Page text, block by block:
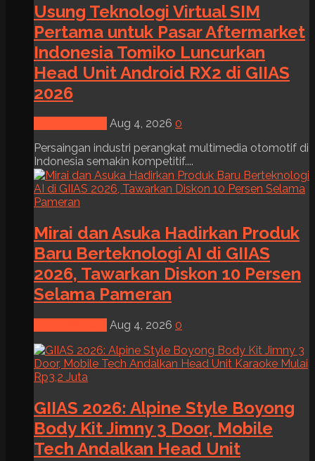
Usung Teknologi Virtual SIM
Pertama untuk Pasar Aftermarket
Indonesia Tomiko Luncurkan
Head Unit Android RX2 di GIIAS
2026
Aug 4, 2026 0
Persaingan industri perangkat multimedia otomotif di
Indonesia semakin kompetitif....
Mirai dan Asuka Hadirkan Produk
Baru Berteknologi AI di GIIAS
2026, Tawarkan Diskon 10 Persen
Selama Pameran
Aug 4, 2026 0
GIIAS 2026: Alpine Style Boyong
Body Kit Jimny 3 Door, Mobile
Tech Andalkan Head Unit